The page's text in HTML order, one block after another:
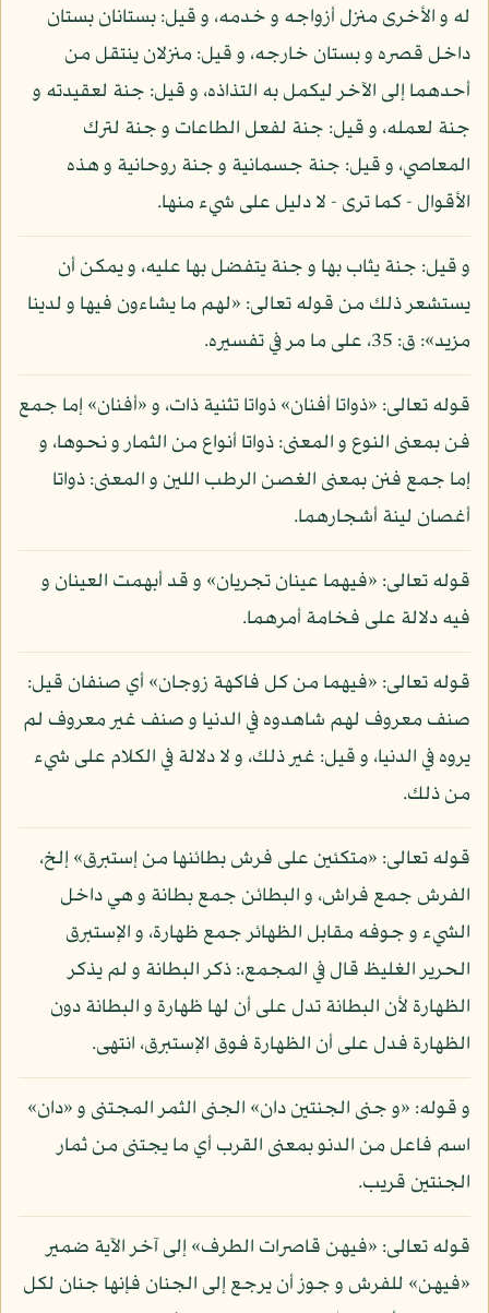
له و الأخرى منزل أزواجه و خدمه، و قيل: بستانان بستان
داخل قصره و بستان خارجه، و قيل: منزلان ينتقل من
أحدهما إلى الآخر ليكمل به التذاذه، و قيل: جنة لعقيدته و
جنة لعمله، و قيل: جنة لفعل الطاعات و جنة لترك
المعاصي، و قيل: جنة جسمانية و جنة روحانية و هذه
الأقوال - كما ترى - لا دليل على شيء منها.
و قيل: جنة يثاب بها و جنة يتفضل بها عليه، و يمكن أن
يستشعر ذلك من قوله تعالى: «لهم ما يشاءون فيها و لدينا
مزيد»: ق: 35، على ما مر في تفسيره.
قوله تعالى: «ذواتا أفنان» ذواتا تثنية ذات، و «أفنان» إما جمع
فن بمعنى النوع و المعنى: ذواتا أنواع من الثمار و نحوها، و
إما جمع فنن بمعنى الغصن الرطب اللين و المعنى: ذواتا
أغصان لينة أشجارهما.
قوله تعالى: «فيهما عينان تجريان» و قد أبهمت العينان و
فيه دلالة على فخامة أمرهما.
قوله تعالى: «فيهما من كل فاكهة زوجان» أي صنفان قيل:
صنف معروف لهم شاهدوه في الدنيا و صنف غير معروف لم
يروه في الدنيا، و قيل: غير ذلك، و لا دلالة في الكلام على شيء
من ذلك.
قوله تعالى: «متكئين على فرش بطائنها من إستبرق» إلخ،
الفرش جمع فراش، و البطائن جمع بطانة و هي داخل
الشيء و جوفه مقابل الظهائر جمع ظهارة، و الإستبرق
الحرير الغليظ قال في المجمع،: ذكر البطانة و لم يذكر
الظهارة لأن البطانة تدل على أن لها ظهارة و البطانة دون
الظهارة فدل على أن الظهارة فوق الإستبرق، انتهى.
و قوله: «و جنى الجنتين دان» الجنى الثمر المجتنى و «دان»
اسم فاعل من الدنو بمعنى القرب أي ما يجتنى من ثمار
الجنتين قريب.
قوله تعالى: «فيهن قاصرات الطرف» إلى آخر الآية ضمير
«فيهن» للفرش و جوز أن يرجع إلى الجنان فإنها جنان لكل